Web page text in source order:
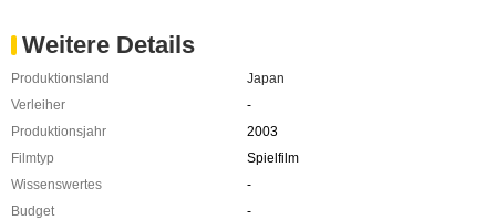
Weitere Details
Produktionsland
Japan
Verleiher
-
Produktionsjahr
2003
Filmtyp
Spielfilm
Wissenswertes
-
Budget
-